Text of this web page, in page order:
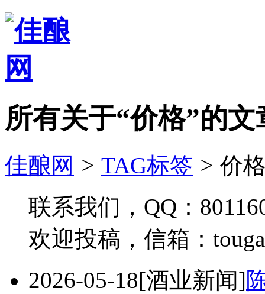
所有关于“价格”的文
佳酿网 > TAG标签 > 价
联系我们，QQ：
欢迎投稿，信箱：
2026-05-18[酒业新闻]